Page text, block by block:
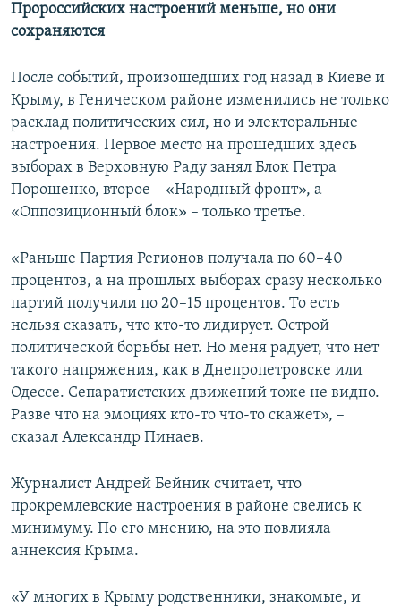
Пророссийских настроений меньше, но они
сохраняются
После событий, произошедших год назад в Киеве и
Крыму, в Геническом районе изменились не только
расклад политических сил, но и электоральные
настроения. Первое место на прошедших здесь
выборах в Верховную Раду занял Блок Петра
Порошенко, второе – «Народный фронт», а
«Оппозиционный блок» – только третье.
«Раньше Партия Регионов получала по 60–40
процентов, а на прошлых выборах сразу несколько
партий получили по 20–15 процентов. То есть
нельзя сказать, что кто-то лидирует. Острой
политической борьбы нет. Но меня радует, что нет
такого напряжения, как в Днепропетровске или
Одессе. Сепаратистских движений тоже не видно.
Разве что на эмоциях кто-то что-то скажет», –
сказал Александр Пинаев.
Журналист Андрей Бейник считает, что
прокремлевские настроения в районе свелись к
минимуму. По его мнению, на это повлияла
аннексия Крыма.
«У многих в Крыму родственники, знакомые, и